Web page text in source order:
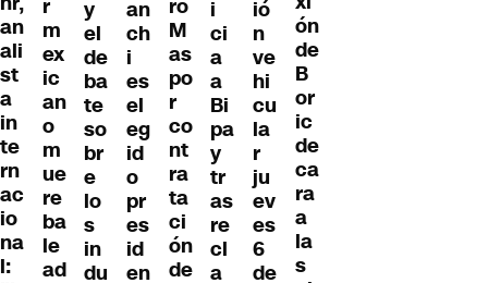
an
ali
st
a
in
te
rn
ac
io
na
l:
r
m
ex
ic
an
o
m
ue
re
ba
le
ad
y
el
de
ba
te
so
br
e
lo
s
in
du
an
ch
i
es
el
eg
id
o
pr
es
id
en
ro
M
as
po
r
co
nt
ra
ta
ci
ón
de
i
ci
a
a
Bi
pa
y
tr
as
re
cl
a
ió
n
ve
hi
cu
la
r
ju
ev
es
6
de
ón
de
B
or
ic
de
ca
ra
a
la
s